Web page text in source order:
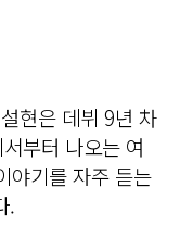
현은 데뷔 9년 차
부터 나오는 여
야기를 자주 듣는
.